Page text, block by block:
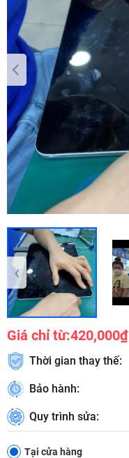
‹
Giá chỉ từ:420,000₫
Thời gian thay thế:
Bảo hành:
Quy trình sửa:
Tại cửa hàng